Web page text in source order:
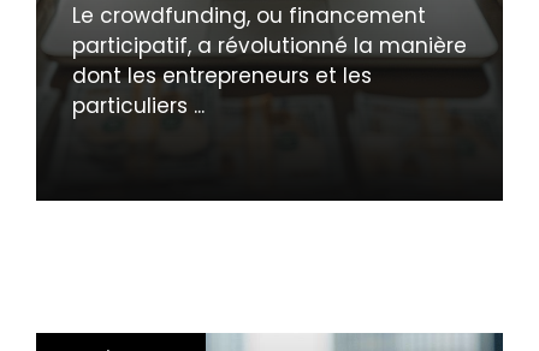
Le crowdfunding, ou financement
participatif, a révolutionné la manière
dont les entrepreneurs et les
particuliers ...